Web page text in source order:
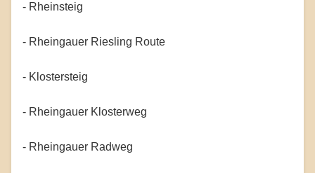
- Rheinsteig
- Rheingauer Riesling Route
- Klostersteig
- Rheingauer Klosterweg
- Rheingauer Radweg